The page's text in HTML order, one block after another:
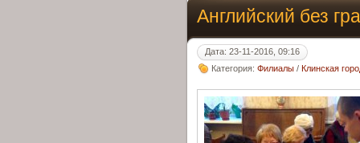
Английский без
Дата: 23-11-2016, 09:16
Категория: Филиалы / Клинская